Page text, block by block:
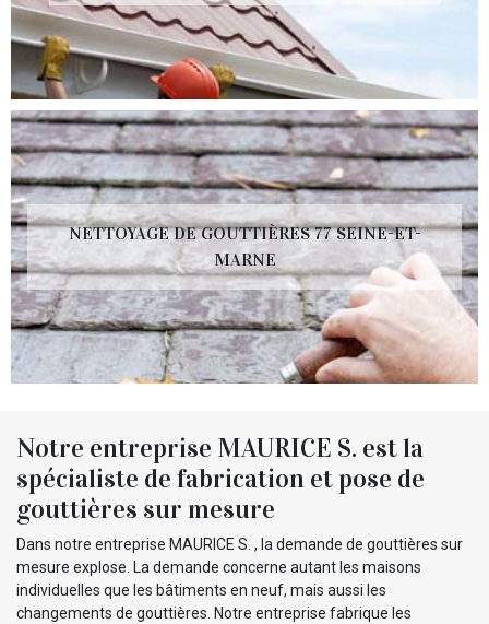
NETTOYAGE DE GOUTTIÈRES 77 SEINE-ET-
MARNE
Notre entreprise MAURICE S. est la
spécialiste de fabrication et pose de
gouttières sur mesure
Dans notre entreprise MAURICE S. , la demande de gouttières sur
mesure explose. La demande concerne autant les maisons
individuelles que les bâtiments en neuf, mais aussi les
changements de gouttières. Notre entreprise fabrique les